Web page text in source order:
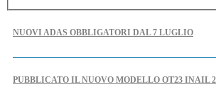
NUOVI ADAS OBBLIGATORI DAL 7 LUGLIO
PUBBLICATO IL NUOVO MODELLO OT23 INAIL